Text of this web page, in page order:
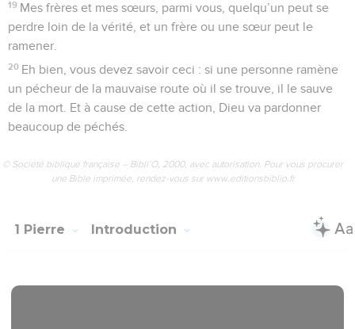
19 Mes frères et mes sœurs, parmi vous, quelqu’un peut se
perdre loin de la vérité, et un frère ou une sœur peut le
ramener.
20 Eh bien, vous devez savoir ceci : si une personne ramène
un pécheur de la mauvaise route où il se trouve, il le sauve
de la mort. Et à cause de cette action, Dieu va pardonner
beaucoup de péchés.
© Société biblique française – Bibli’O, 2000, avec autorisation. Pour vous procurer
une Bible imprimée, rendez-vous sur www.editionsbiblio.fr
1 Pierre Introduction